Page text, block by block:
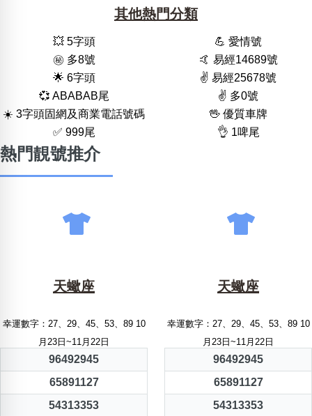
其他熱門分類
💥 5字頭
💪 愛情號
㊙️ 多8號
🤙 易經14689號
🌟 6字頭
✌️ 易經25678號
💞 ABABAB尾
✌️ 多0號
☀️ 3字頭固網及商業電話號碼
🖖 優質車牌
✅ 999尾
👌 1啤尾
熱門靚號推介
天蠍座
幸運數字：27、29、45、53、89 10
月23日~11月22日
96492945
65891127
54313353
天蠍座
幸運數字：27、29、45、53、89 10
月23日~11月22日
96492945
65891127
54313353